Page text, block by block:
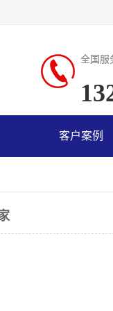
全国服
客户案例